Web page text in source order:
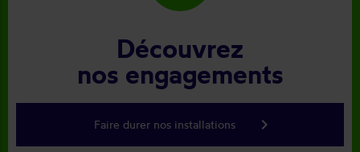
Découvrez
nos engagements
Faire durer nos installations keyboard_arrow_right